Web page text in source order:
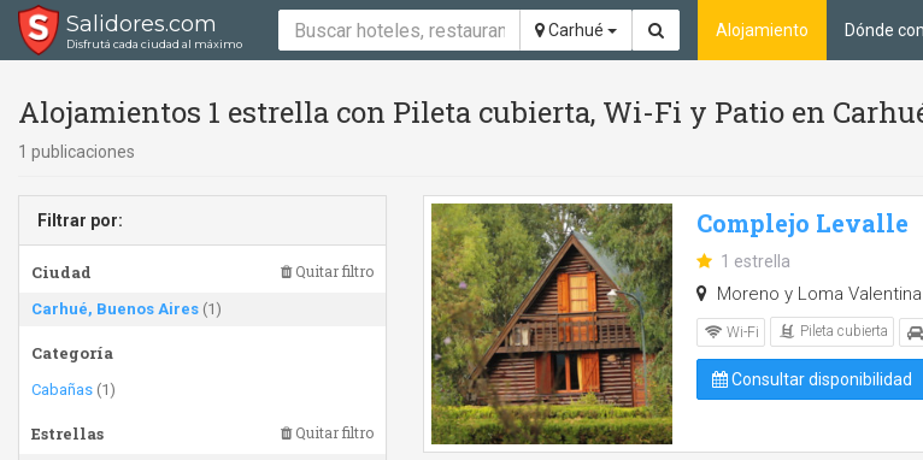
Salidores.com
Disfrutá cada ciudad al máximo
Carhué Alojamiento Dónde
Alojamientos 1 estrella con Pileta cubierta, Wi-Fi y Patio en
1 publicaciones
Filtrar por:
Ciudad Quitar filtro
Carhué, Buenos Aires (1)
Categoría
Cabañas (1)
Estrellas Quitar filtro
Complejo Levalle
1 estrella
Moreno y Loma
Wi-Fi Pileta cubierta
Consultar disponibilidad